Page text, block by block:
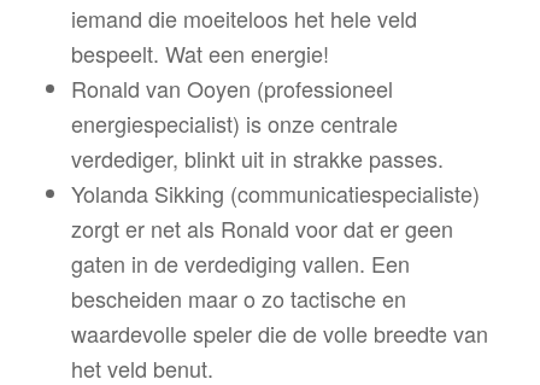
iemand die moeiteloos het hele veld
bespeelt. Wat een energie!
Ronald van Ooyen (professioneel
energiespecialist) is onze centrale
verdediger, blinkt uit in strakke passes.
Yolanda Sikking (communicatiespecialiste)
zorgt er net als Ronald voor dat er geen
gaten in de verdediging vallen. Een
bescheiden maar o zo tactische en
waardevolle speler die de volle breedte van
het veld benut.